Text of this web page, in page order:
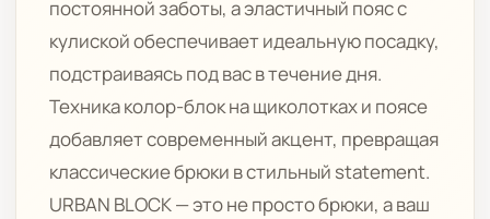
постоянной заботы, а эластичный пояс с
кулиской обеспечивает идеальную посадку,
подстраиваясь под вас в течение дня.
Техника колор-блок на щиколотках и поясе
добавляет современный акцент, превращая
классические брюки в стильный statement.
URBAN BLOCK — это не просто брюки, а ваш